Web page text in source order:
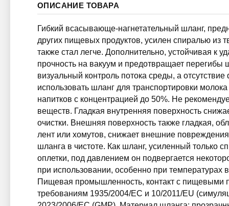
ОПИСАНИЕ ТОВАРА
Гибкий всасывающе-нагнетательный шланг,
других пищевых продуктов, усилен спиралью из
также стал легче. Дополнительно, устойчивая к
прочность на вакуум и предотвращает перегибы
визуальный контроль потока среды, а
использовать шланг для транспортировки
напитков с концентрацией до 50%. Не
веществ. Гладкая внутренняя поверхность
очистки. Внешняя поверхность также гладкая,
лент или хомутов, снижает внешние
шланга в чистоте. Как шланг, усиленный только
оплетки, под давлением он подвергается
при использовании, особенно при температурах
Пищевая промышленность, контакт с пищевыми
требованиям 1935/2004/EC и 10/2011/EU